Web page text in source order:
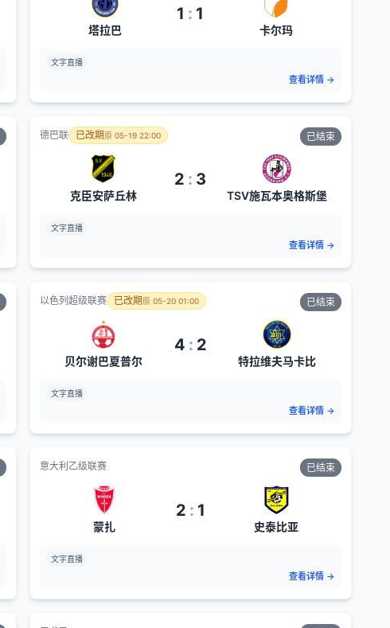
塔拉巴
1 : 1
卡尔玛
文字直播
查看详情→
德巴联 已改期原 05-19 22:00 已结束
克臣安萨丘林
2 : 3
TSV施瓦本奥格斯堡
文字直播
查看详情→
以色列超级联赛 已改期原 05-20 01:00 已结束
贝尔谢巴夏普尔
4 : 2
特拉维夫马卡比
文字直播
查看详情→
意大利乙级联赛 已结束
蒙扎
2 : 1
史泰比亚
文字直播
查看详情→